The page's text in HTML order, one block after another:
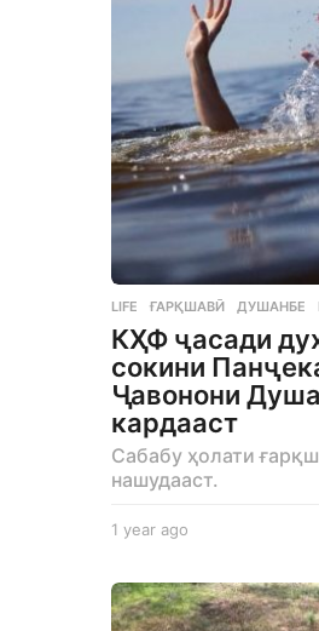
a
g
o
LIFE ҒАРҚШАВӢ ,ДУШАНБЕ
КҲФ ҷасади
сокини
Ҷавонони
кардааст
Сабабу ҳолати
нашудааст.
1 year ago
a
r